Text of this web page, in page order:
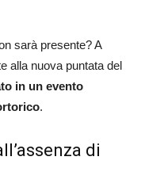
sarà presente? A
alla nuova puntata del
in un evento
.
di